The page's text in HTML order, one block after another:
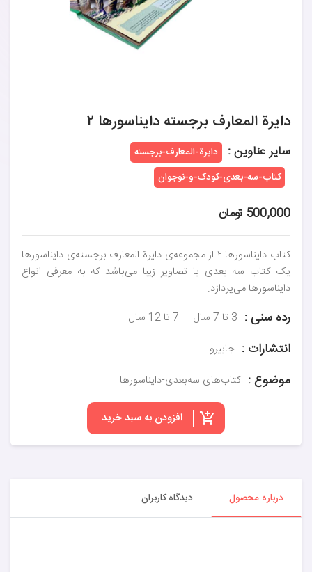
دایرة المعارف برجسته دایناسورها ۲
سایر عناوین :
دایرة-المعارف-برجسته
کتاب-سه-بعدی-کودک-و-نوجوان
500,000 تومان
کتاب دایناسورها ۲ از مجموعه‌ی دایرة المعارف برجسته‌ی دایناسورها
یک کتاب سه بعدی با تصاویر زیبا می‌باشد که به معرفی انواع
دایناسورها می‌پردازد.
رده سنی : 3 تا 7 سال 7 تا 12 سال
انتشارات : جابیرو
موضوع : کتاب‌های سه‌بعدی-دایناسورها
افزودن به سبد خرید
درباره محصول دیدگاه کاربران